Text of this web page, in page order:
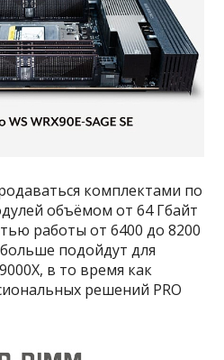
комплектами по
объёмом от 64 Гбайт
работы от 6400 до 8200
подойдут для
в то время как
решений PRO